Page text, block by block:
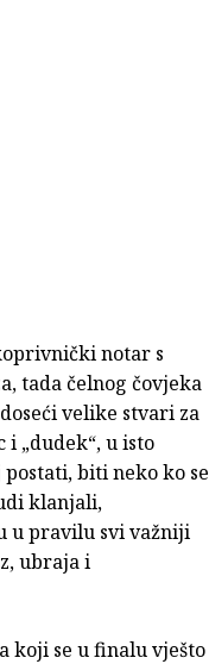
notar s
tada čelnog čovjeka
velike stvari za
„dudek“, u isto
biti neko ko se
klanjali,
u pravilu svi važniji
ubraja i
koji se u finalu vješto